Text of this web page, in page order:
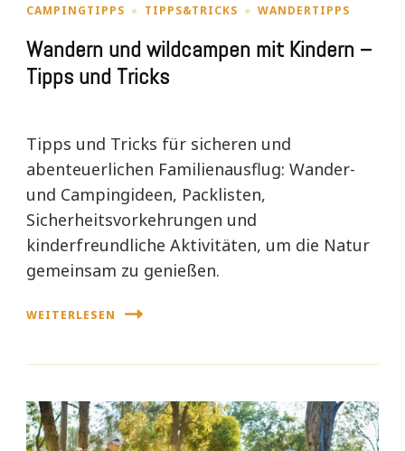
CAMPINGTIPPS TIPPS&TRICKS WANDERTIPPS
Wandern und wildcampen mit Kindern –
Tipps und Tricks
Tipps und Tricks für sicheren und
abenteuerlichen Familienausflug: Wander-
und Campingideen, Packlisten,
Sicherheitsvorkehrungen und
kinderfreundliche Aktivitäten, um die Natur
gemeinsam zu genießen.
WEITERLESEN